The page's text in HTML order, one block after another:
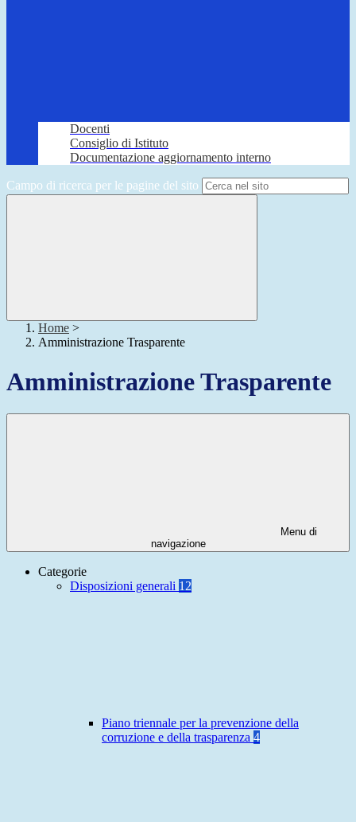
Docenti
Consiglio di Istituto
Documentazione aggiornamento interno
Campo di ricerca per le pagine del sito
Home >
Amministrazione Trasparente
Amministrazione Trasparente
Menu di
navigazione
Categorie
Disposizioni generali 12
Piano triennale per la prevenzione della
corruzione e della trasparenza 4